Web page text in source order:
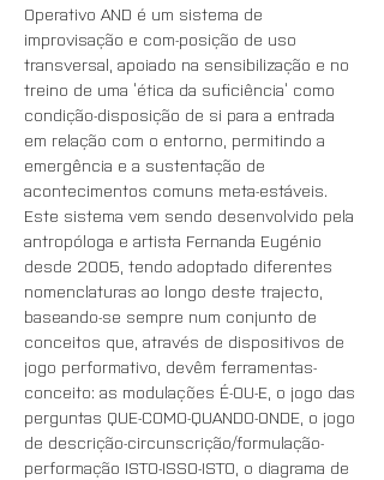
Operativo AND é um sistema de
improvisação e com-posição de uso
transversal, apoiado na sensibilização e no
treino de uma ‘ética da suficiência’ como
condição-disposição de si para a entrada
em relação com o entorno, permitindo a
emergência e a sustentação de
acontecimentos comuns meta-estáveis.
Este sistema vem sendo desenvolvido pela
antropóloga e artista Fernanda Eugénio
desde 2005, tendo adoptado diferentes
nomenclaturas ao longo deste trajecto,
baseando-se sempre num conjunto de
conceitos que, através de dispositivos de
jogo performativo, devêm ferramentas-
conceito: as modulações É-OU-E, o jogo das
perguntas QUE-COMO-QUANDO-ONDE, o jogo
de descrição-circunscrição/formulação-
performação ISTO-ISSO-ISTO, o diagrama de